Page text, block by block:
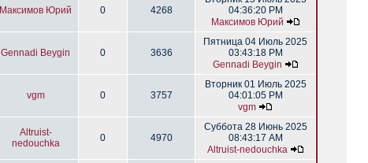
Максимов Юрий 0 4268
04:36:20 PM
Максимов Юрий
Gennadi Beygin 0 3636
Пятница 04 Июль 2025
03:43:18 PM
Gennadi Beygin
vgm 0 3757
Вторник 01 Июль 2025
04:01:05 PM
vgm
Altruist-
nedouchka
0 4970
Суббота 28 Июнь 2025
08:43:17 AM
Altruist-nedouchka